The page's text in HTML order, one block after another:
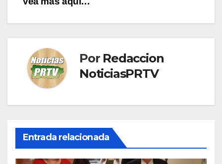
Por Redaccion
NoticiasPRTV
Entrada relacionada